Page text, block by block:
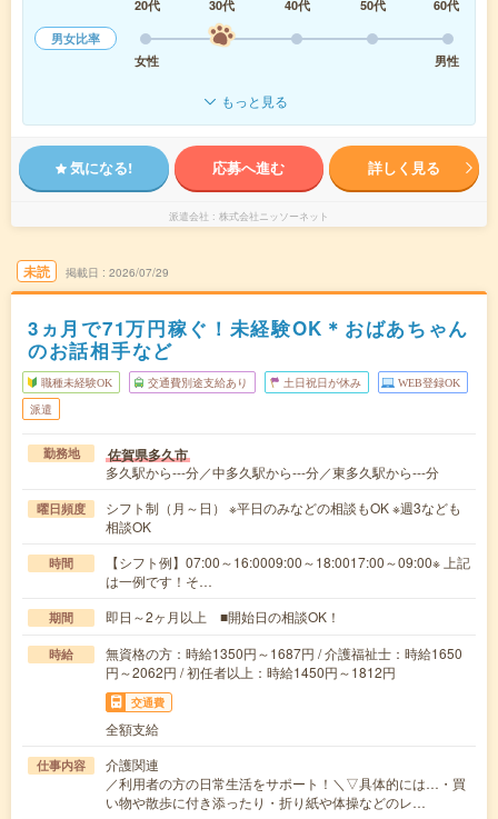
20代
30代 40代 50代
60代
男女比率
女性
男性
もっと見る
気になる! 応募へ進む 詳しく見る
派遣会社 株式会社ニッソーネット
未読 掲載日 2026/07/29
3ヵ月で71万円稼ぐ！未経験OK＊おばあちゃん
のお話相手など
職種未経験OK 交通費別途支給あり 土日祝日が休み WEB登録OK
派遣
勤務地 佐賀県多久市
多久駅から---分／中多久駅から---分／東多久駅から---分
曜日頻度
シフト制（月～日） ※平日のみなどの相談もOK ※週3なども
相談OK
時間
【シフト例】07:00～16:0009:00～18:0017:00～09:00※ 上記
は一例です！そ…
期間 即日～2ヶ月以上 ■開始日の相談OK！
時給
無資格の方：時給1350円～1687円 / 介護福祉士：時給1650
円～2062円 / 初任者以上：時給1450円～1812円
交通費
全額支給
仕事内容
介護関連
／利用者の方の日常生活をサポート！＼▽具体的には…・買
い物や散歩に付き添ったり・折り紙や体操などのレ…